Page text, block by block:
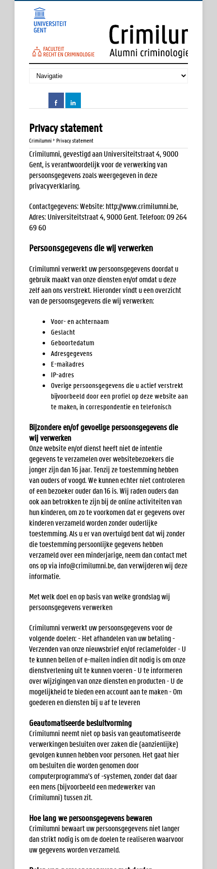
Privacy statement
Crimilumni Privacy statement
Crimilumni, gevestigd aan Universiteitstraat 4, 9000
Gent, is verantwoordelijk voor de verwerking van
persoonsgegevens zoals weergegeven in deze
privacyverklaring.
Contactgegevens: Website: http://www.crimilumni.be,
Adres: Universiteitstraat 4, 9000 Gent. Telefoon: 09 264
69 60
Persoonsgegevens die wij verwerken
Crimilumni verwerkt uw persoonsgegevens doordat u
gebruik maakt van onze diensten en/of omdat u deze
zelf aan ons verstrekt. Hieronder vindt u een overzicht
van de persoonsgegevens die wij verwerken:
Voor- en achternaam
Geslacht
Geboortedatum
Adresgegevens
E-mailadres
IP-adres
Overige persoonsgegevens die u actief verstrekt
bijvoorbeeld door een profiel op deze website aan
te maken, in correspondentie en telefonisch
Bijzondere en/of gevoelige persoonsgegevens die
wij verwerken
Onze website en/of dienst heeft niet de intentie
gegevens te verzamelen over websitebezoekers die
jonger zijn dan 16 jaar. Tenzij ze toestemming hebben
van ouders of voogd. We kunnen echter niet controleren
of een bezoeker ouder dan 16 is. Wij raden ouders dan
ook aan betrokken te zijn bij de online activiteiten van
hun kinderen, om zo te voorkomen dat er gegevens over
kinderen verzameld worden zonder ouderlijke
toestemming. Als u er van overtuigd bent dat wij zonder
die toestemming persoonlijke gegevens hebben
verzameld over een minderjarige, neem dan contact met
ons op via info@crimilumni.be, dan verwijderen wij deze
informatie.
Met welk doel en op basis van welke grondslag wij
persoonsgegevens verwerken
Crimilumni verwerkt uw persoonsgegevens voor de
volgende doelen: - Het afhandelen van uw betaling -
Verzenden van onze nieuwsbrief en/of reclamefolder - U
te kunnen bellen of e-mailen indien dit nodig is om onze
dienstverlening uit te kunnen voeren - U te informeren
over wijzigingen van onze diensten en producten - U de
mogelijkheid te bieden een account aan te maken - Om
goederen en diensten bij u af te leveren
Geautomatiseerde besluitvorming
Crimilumni neemt niet op basis van geautomatiseerde
verwerkingen besluiten over zaken die (aanzienlijke)
gevolgen kunnen hebben voor personen. Het gaat hier
om besluiten die worden genomen door
computerprogramma's of -systemen, zonder dat daar
een mens (bijvoorbeeld een medewerker van
Crimilumni) tussen zit.
Hoe lang we persoonsgegevens bewaren
Crimilumni bewaart uw persoonsgegevens niet langer
dan strikt nodig is om de doelen te realiseren waarvoor
uw gegevens worden verzameld.